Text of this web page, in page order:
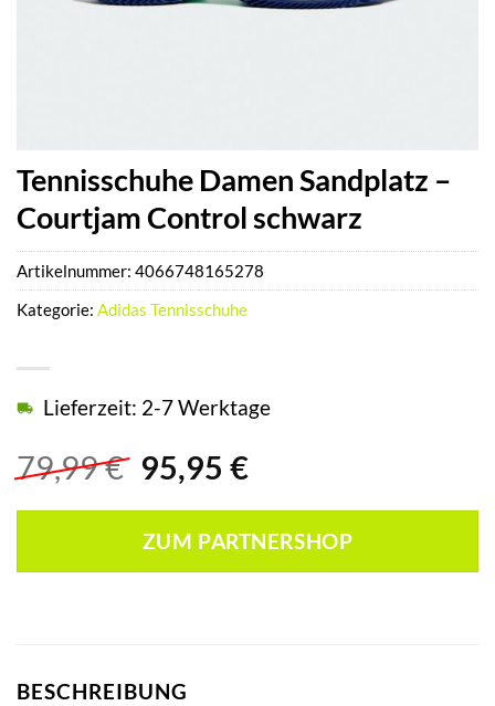
Tennisschuhe Damen Sandplatz –
Courtjam Control schwarz
79,99€ Ursprünglicher
war:
79,99 €
95,95 €Aktueller
ist:
95,95 €.
Lieferzeit: 2-7 Werktage
ZUM PARTNERSHOP
Artikelnummer: 4066748165278
Kategorie: Adidas Tennisschuhe
BESCHREIBUNG